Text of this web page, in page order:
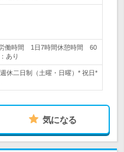
働時間 1日7時間休憩時間 60
あり
休二日制（土曜・日曜）* 祝日*
気になる